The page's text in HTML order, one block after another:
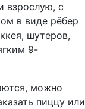
взрослую, с
в виде рёбер
шутеров,
9-
можно
пиццу или